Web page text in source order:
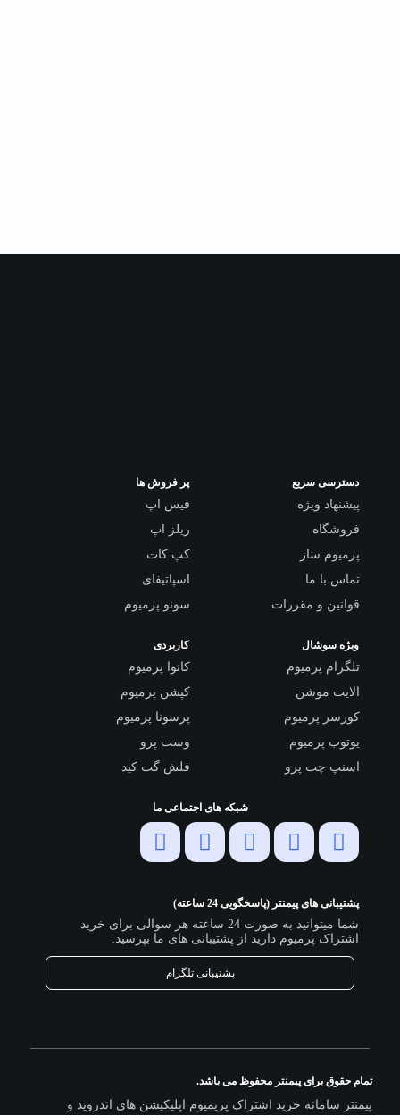
دسترسی سریع
پیشنهاد ویژه
فروشگاه
پرمیوم ساز
تماس با ما
قوانین و مقررات
پر فروش ها
فیس اپ
ریلز اپ
کپ کات
اسپاتیفای
سونو پرمیوم
ویژه سوشال
تلگرام پرمیوم
الایت موشن
کورسر پرمیوم
یوتوب پرمیوم
اسنپ چت پرو
کاربردی
کانوا پرمیوم
کپشن پرمیوم
پرسونا پرمیوم
وست پرو
فلش گت کید
شبکه های اجتماعی ما
پشتیبانی های پیمنتر (پاسخگویی 24 ساعته)
شما میتوانید به صورت 24 ساعته هر سوالی برای خرید
اشتراک پرمیوم دارید از پشتیبانی های ما بپرسید.
پشتیبانی تلگرام
تمام حقوق برای پیمنتر محفوظ می باشد.
پیمنتر سامانه خرید اشتراک پریمیوم اپلیکیشن های اندروید و